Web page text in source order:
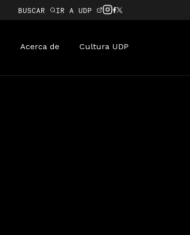
BUSCAR IR A UDP
Acerca de Cultura UDP